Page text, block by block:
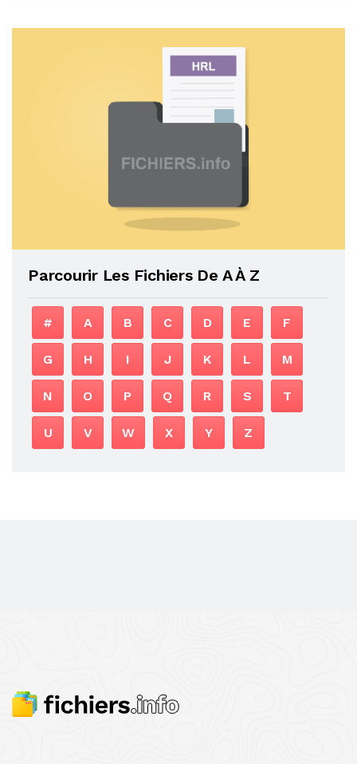
Parcourir Les Fichiers De A À Z
# A B C D E F
G H I J K L M
N O P Q R S T
U V W X Y Z